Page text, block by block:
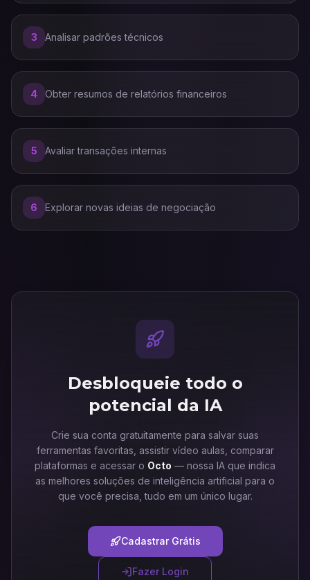
3 Analisar padrões técnicos
4 Obter resumos de relatórios financeiros
5 Avaliar transações internas
6 Explorar novas ideias de negociação
Desbloqueie todo o
potencial da IA
Crie sua conta gratuitamente para salvar suas
ferramentas favoritas, assistir vídeo aulas, comparar
plataformas e acessar o Octo — nossa IA que indica
as melhores soluções de inteligência artificial para o
que você precisa, tudo em um único lugar.
Cadastrar Grátis
Fazer Login